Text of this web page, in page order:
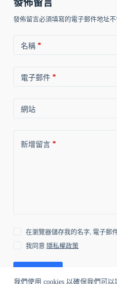
我們使用 cookies 以確保我們可
發佈留言
發佈留言必須填寫的電子郵件地址不
名稱 *
電子郵件*
網站
新增留言*
在瀏覽器儲存我的名字, 電子郵
我同意 隱私權政策